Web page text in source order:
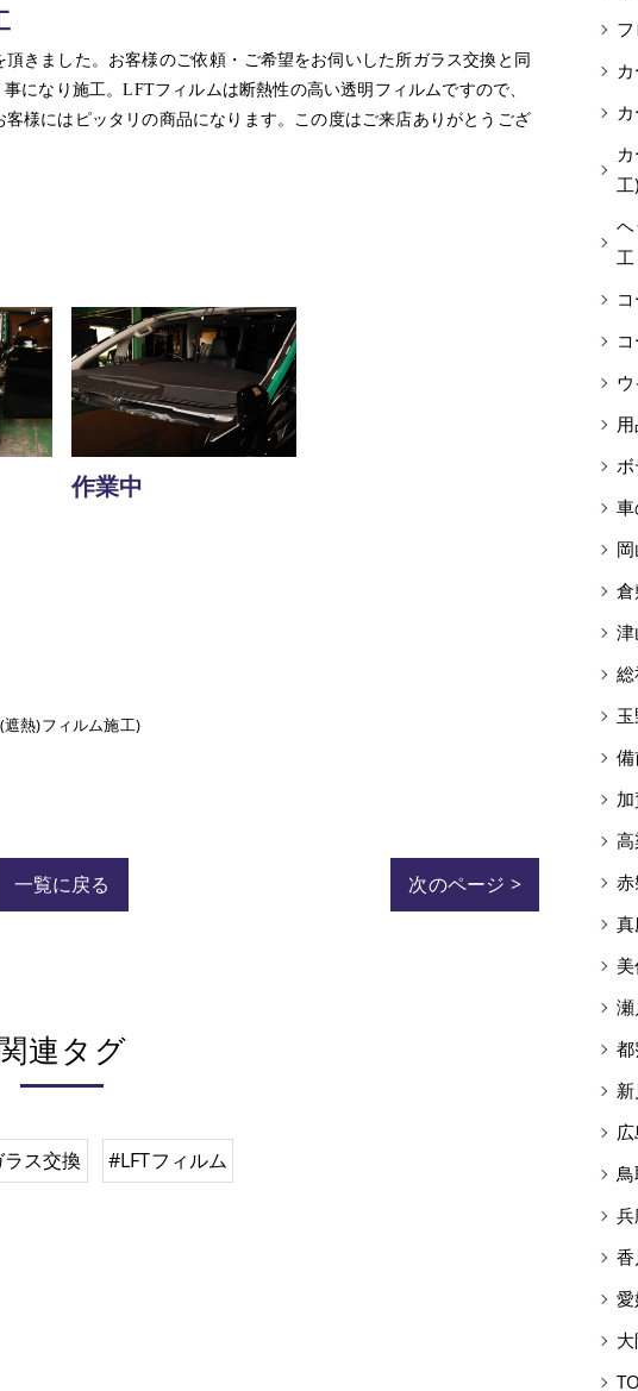
きました。お客様のご依頼・ご希望をお伺いした所ガラス交換と同
になり施工。LFTフィルムは断熱性の高い透明フィルムですので、
様にはピッタリの商品になります。この度はご来店ありがとうござ
作業中
熱)フィルム施工)
一覧に戻る 次のページ >
関連タグ
ス交換 #LFTフィルム
工)
工